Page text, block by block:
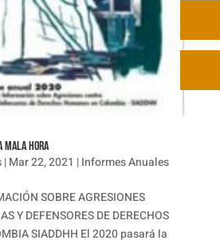
HORA
|Mar 22, 2021 |Informes Anuales
SOBRE AGRESIONES
Y DEFENSORES DE DERECHOS
SIADDHH El 2020 pasará la